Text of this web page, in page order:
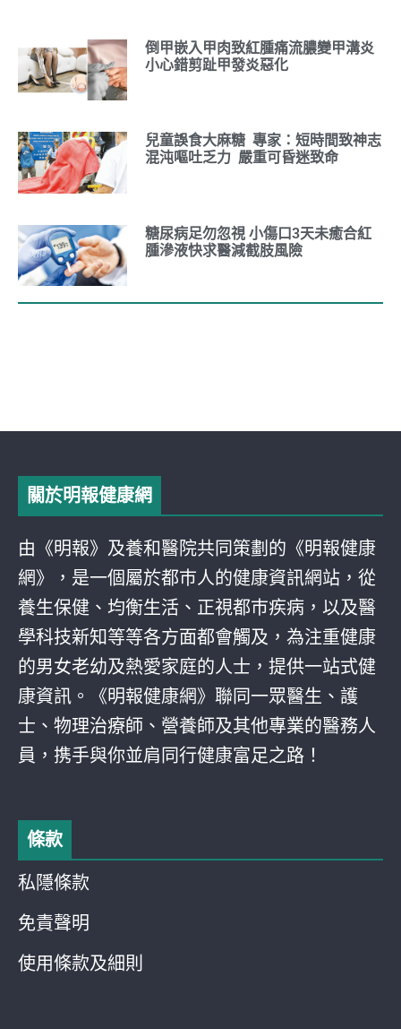
倒甲嵌入甲肉致紅腫痛流膿變甲溝炎
小心錯剪趾甲發炎惡化
兒童誤食大麻糖 專家：短時間致神志
混沌嘔吐乏力 嚴重可昏迷致命
糖尿病足勿忽視 小傷口3天未癒合紅
腫滲液快求醫減截肢風險
關於明報健康網
由《明報》及養和醫院共同策劃的《明報健康
網》，是一個屬於都巿人的健康資訊網站，從
養生保健、均衡生活、正視都巿疾病，以及醫
學科技新知等等各方面都會觸及，為注重健康
的男女老幼及熱愛家庭的人士，提供一站式健
康資訊。《明報健康網》聯同一眾醫生、護
士、物理治療師、營養師及其他專業的醫務人
員，携手與你並肩同行健康富足之路！
條款
私隱條款
免責聲明
使用條款及細則